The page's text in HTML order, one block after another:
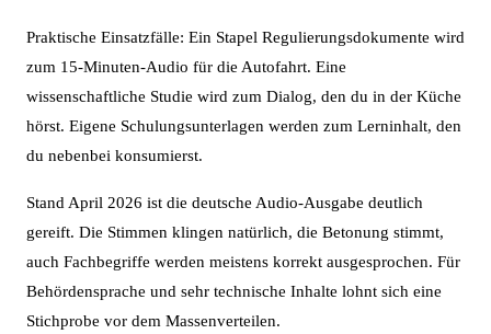
Praktische Einsatzfälle: Ein Stapel Regulierungsdokumente wird
zum 15-Minuten-Audio für die Autofahrt. Eine
wissenschaftliche Studie wird zum Dialog, den du in der Küche
hörst. Eigene Schulungsunterlagen werden zum Lerninhalt, den
du nebenbei konsumierst.
Stand April 2026 ist die deutsche Audio-Ausgabe deutlich
gereift. Die Stimmen klingen natürlich, die Betonung stimmt,
auch Fachbegriffe werden meistens korrekt ausgesprochen. Für
Behördensprache und sehr technische Inhalte lohnt sich eine
Stichprobe vor dem Massenverteilen.